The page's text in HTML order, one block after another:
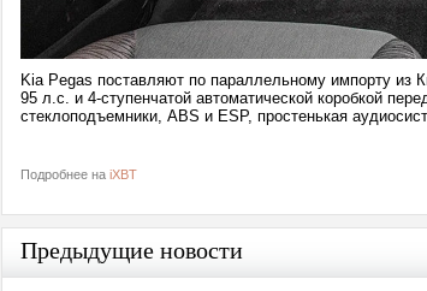
Kia Pegas поставляют по параллельному импорту
95 л.с. и 4-ступенчатой автоматической коробкой
стеклоподъемники, ABS и ESP, простенькая
Подробнее на iXBT
Предыдущие новости